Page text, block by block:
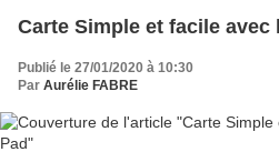
Carte Simple et facile avec
Publié le 27/01/2020 à 10:30
Par Aurélie FABRE